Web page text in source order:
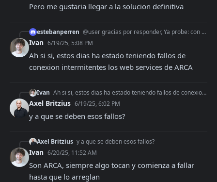
Pero me gustaria llegar a la solucion definitiva
estebanperren @user gracias por responder, Ya probe: con estos parametros 'ciphers' => 'AES256-SHA', 'verify_peer' => false, 'verify_peer_name' => false y t
Ivan 6/19/25, 5:08 PM
Ah si si, estos dias ha estado teniendo fallos de
conexion intermitentes los web services de ARCA
Ivan Ah si si, estos dias ha estado teniendo fallos de conexion intermitentes los web services de ARCA
Axel Britzius 6/19/25, 6:02 PM
y a que se deben esos fallos?
Axel Britzius y a que se deben esos fallos?
Ivan 6/20/25, 11:52 AM
Son ARCA, siempre algo tocan y comienza a fallar
hasta que lo arreglan